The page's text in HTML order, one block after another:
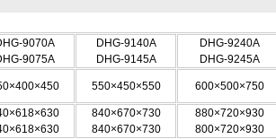
9070A
9075A
DHG-9140A
DHG-9145A
DHG-9240A
DHG-9245A
550×450×550 600×500×750
840×670×730
840×670×730
880×720×930
800×720×930